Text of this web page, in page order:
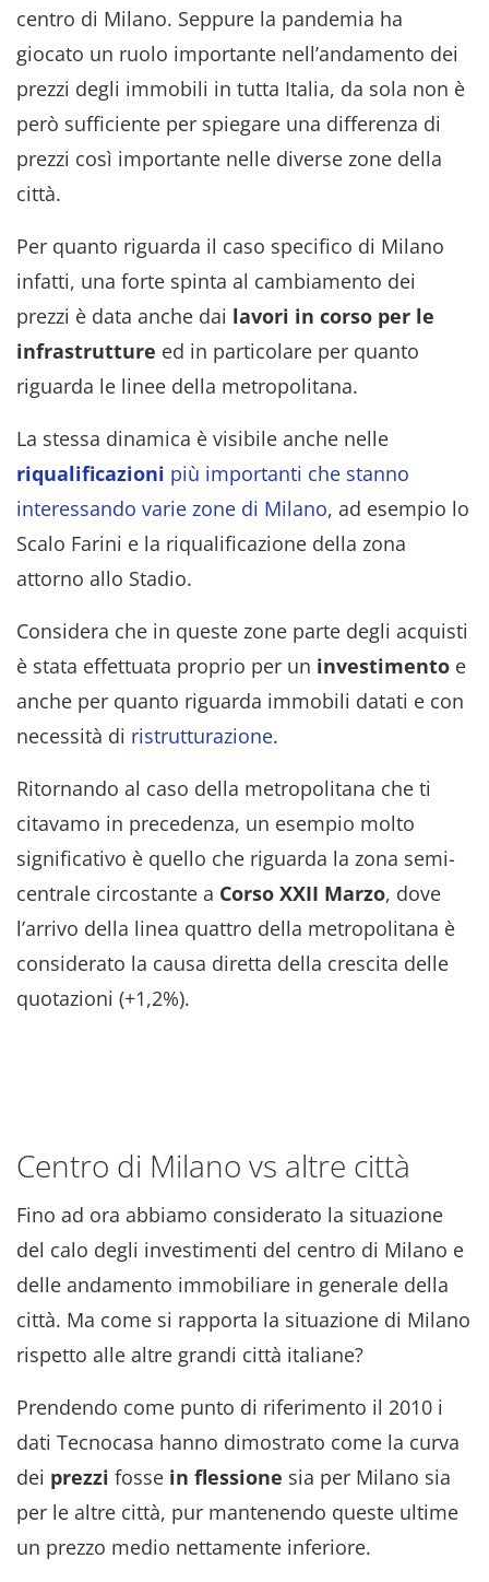
centro di Milano. Seppure la pandemia ha
giocato un ruolo importante nell’andamento dei
prezzi degli immobili in tutta Italia, da sola non è
però sufficiente per spiegare una differenza di
prezzi così importante nelle diverse zone della
città.
Per quanto riguarda il caso specifico di Milano
infatti, una forte spinta al cambiamento dei
prezzi è data anche dai lavori in corso per le
infrastrutture ed in particolare per quanto
riguarda le linee della metropolitana.
La stessa dinamica è visibile anche nelle
riqualificazioni più importanti che stanno
interessando varie zone di Milano, ad esempio lo
Scalo Farini e la riqualificazione della zona
attorno allo Stadio.
Considera che in queste zone parte degli acquisti
è stata effettuata proprio per un investimento e
anche per quanto riguarda immobili datati e con
necessità di ristrutturazione.
Ritornando al caso della metropolitana che ti
citavamo in precedenza, un esempio molto
significativo è quello che riguarda la zona semi-
centrale circostante a Corso XXII Marzo, dove
l’arrivo della linea quattro della metropolitana è
considerato la causa diretta della crescita delle
quotazioni (+1,2%).
Centro di Milano vs altre città
Fino ad ora abbiamo considerato la situazione
del calo degli investimenti del centro di Milano e
delle andamento immobiliare in generale della
città. Ma come si rapporta la situazione di Milano
rispetto alle altre grandi città italiane?
Prendendo come punto di riferimento il 2010 i
dati Tecnocasa hanno dimostrato come la curva
dei prezzi fosse in flessione sia per Milano sia
per le altre città, pur mantenendo queste ultime
un prezzo medio nettamente inferiore.